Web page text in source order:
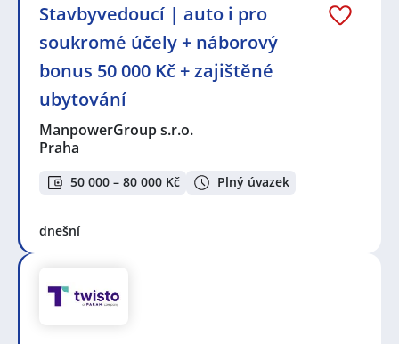
Stavbyvedoucí | auto i pro
soukromé účely + náborový
bonus 50 000 Kč + zajištěné
ubytování
ManpowerGroup s.r.o.
Praha
50 000 – 80 000 Kč Plný úvazek
dnešní